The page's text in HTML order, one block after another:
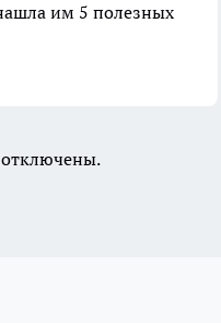
им 5 полезных